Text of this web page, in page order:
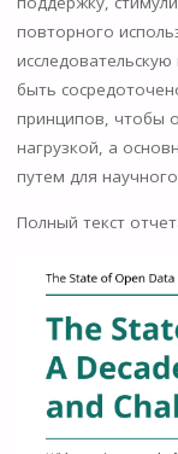
повторного
быть
принципов, чтобы
нагрузкой, а
путем для
Полный текст